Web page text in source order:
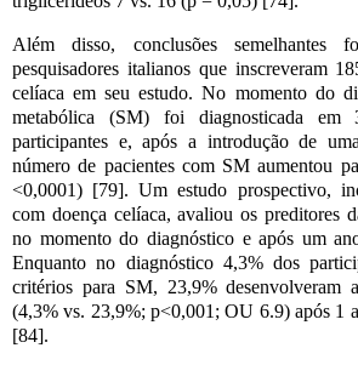
Além disso, conclusões semelhantes
pesquisadores italianos que inscreveram
celíaca em seu estudo. No momento do
metabólica (SM) foi diagnosticada
participantes e, após a introdução de
número de pacientes com SM aumentou
<0,0001) [79]. Um estudo prospectivo,
com doença celíaca, avaliou os preditores
no momento do diagnóstico e após um
Enquanto no diagnóstico 4,3% dos
critérios para SM, 23,9% desenvolveram
(4,3% vs. 23,9%; p<0,001; OU 6.9) após 1
[84].